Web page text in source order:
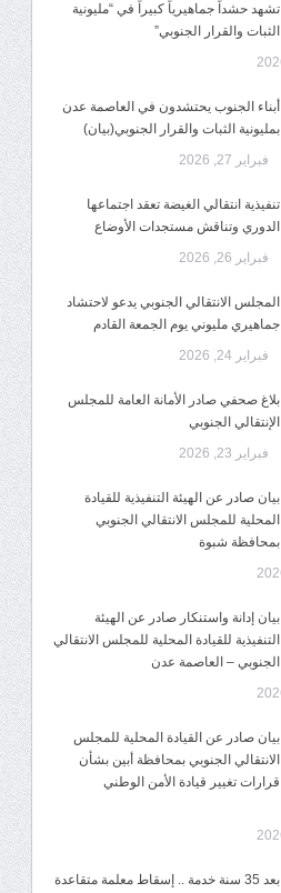
تشهد حشداً جماهيرياً كبيراً في “مليونية
الثبات والقرار الجنوبي”
أبناء الجنوب يحتشدون في العاصمة عدن
بمليونية الثبات والقرار الجنوبي(بيان)
فبراير 27, 2026
تنفيذية انتقالي الغيضة تعقد اجتماعها
الدوري وتناقش مستجدات الأوضاع
فبراير 26, 2026
المجلس الانتقالي الجنوبي يدعو لاحتشاد
جماهيري مليوني يوم الجمعة القادم
فبراير 24, 2026
بلاغ صحفي صادر الأمانة العامة للمجلس
الإنتقالي الجنوبي
فبراير 23, 2026
بيان صادر عن الهيئة التنفيذية للقيادة
المحلية للمجلس الانتقالي الجنوبي
بمحافظة شبوة
بيان إدانة واستنكار صادر عن الهيئة
التنفيذية للقيادة المحلية للمجلس الانتقالي
الجنوبي – العاصمة عدن
بيان صادر عن القيادة المحلية للمجلس
الانتقالي الجنوبي بمحافظة أبين بشأن
قرارات تغيير قيادة الأمن الوطني
بعد 35 سنة خدمة .. إسقاط معلمة متقاعدة